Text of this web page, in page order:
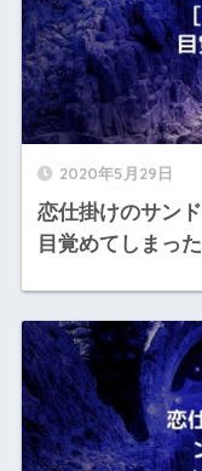
2020年5月29日
恋仕掛けのサン
目覚めてしまっ